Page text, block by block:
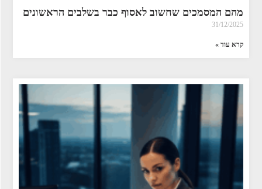
מהם המסמכים שחשוב לאסוף כבר בשלבים הראשונים
31/12/2025
קרא עוד »